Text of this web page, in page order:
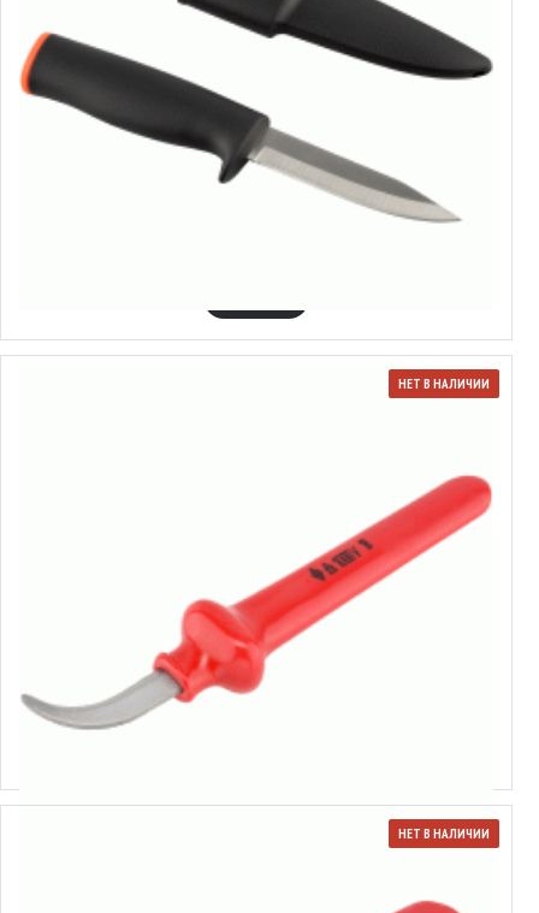
Нож универсальный с ножнами
НЕТ В НАЛИЧИИ
14177
Нож кабельный диэлектрический
НЕТ В НАЛИЧИИ